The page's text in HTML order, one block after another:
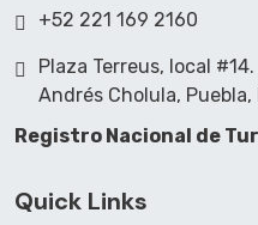
+52 221 169 2160
Plaza Terreus, local
Andrés Cholula, Puebla,
Registro Nacional de
Quick Links